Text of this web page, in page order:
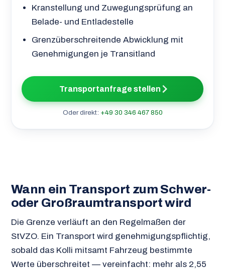
Kranstellung und Zuwegungsprüfung an
Belade- und Entladestelle
Grenzüberschreitende Abwicklung mit
Genehmigungen je Transitland
Transportanfrage stellen
Oder direkt: +49 30 346 467 850
Wann ein Transport zum Schwer-
oder Großraumtransport wird
Die Grenze verläuft an den Regelmaßen der
StVZO. Ein Transport wird genehmigungspflichtig,
sobald das Kolli mitsamt Fahrzeug bestimmte
Werte überschreitet — vereinfacht: mehr als 2,55